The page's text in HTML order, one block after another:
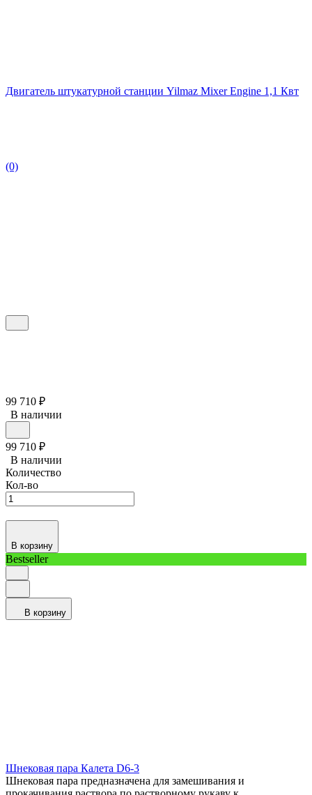
Двигатель штукатурной станции Yilmaz Mixer Engine 1,1 Квт
(0)
99 710 ₽
В наличии
99 710 ₽
В наличии
Количество
Кол-во
В корзину
Bestseller
В корзину
Шнековая пара Калета D6-3
Шнековая пара предназначена для замешивания и